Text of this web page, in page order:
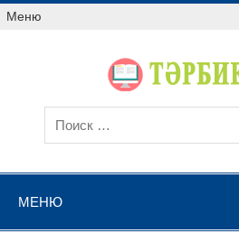
Меню
МЕНЮ